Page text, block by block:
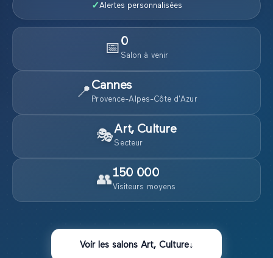
✓Alertes personnalisées
📅 0
Salon à venir
📍 Cannes
Provence-Alpes-Côte d'Azur
🎭Art, Culture
Secteur
👥150 000
Visiteurs moyens
Voir les salons Art, Culture↓